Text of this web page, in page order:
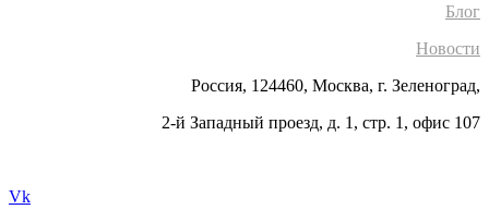
Блог
Новости
Россия, 124460, Москва, г. Зеленоград,
2-й Западный проезд, д. 1, стр. 1, офис 107
Vk